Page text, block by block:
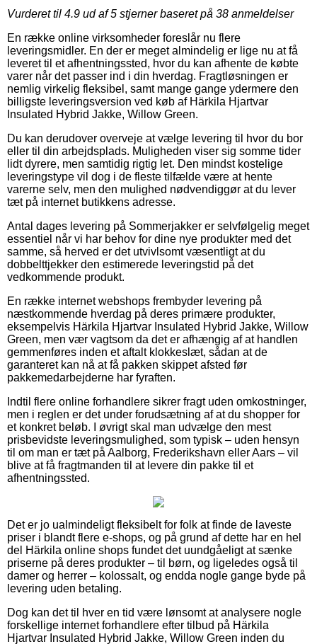
Vurderet til 4.9 ud af 5 stjerner baseret på 38 anmeldelser
En række online virksomheder foreslår nu flere
leveringsmidler. En der er meget almindelig er lige nu at få
leveret til et afhentningssted, hvor du kan afhente de købte
varer når det passer ind i din hverdag. Fragtløsningen er
nemlig virkelig fleksibel, samt mange gange ydermere den
billigste leveringsversion ved køb af Härkila Hjartvar
Insulated Hybrid Jakke, Willow Green.
Du kan derudover overveje at vælge levering til hvor du bor
eller til din arbejdsplads. Muligheden viser sig somme tider
lidt dyrere, men samtidig rigtig let. Den mindst kostelige
leveringstype vil dog i de fleste tilfælde være at hente
varerne selv, men den mulighed nødvendiggør at du lever
tæt på internet butikkens adresse.
Antal dages levering på Sommerjakker er selvfølgelig meget
essentiel når vi har behov for dine nye produkter med det
samme, så herved er det utvivlsomt væsentligt at du
dobbelttjekker den estimerede leveringstid på det
vedkommende produkt.
En række internet webshops frembyder levering på
næstkommende hverdag på deres primære produkter,
eksempelvis Härkila Hjartvar Insulated Hybrid Jakke, Willow
Green, men vær vagtsom da det er afhængig af at handlen
gemmenføres inden et aftalt klokkeslæt, sådan at de
garanteret kan nå at få pakken skippet afsted før
pakkemedarbejderne har fyraften.
Indtil flere online forhandlere sikrer fragt uden omkostninger,
men i reglen er det under forudsætning af at du shopper for
et konkret beløb. I øvrigt skal man udvælge den mest
prisbevidste leveringsmulighed, som typisk – uden hensyn
til om man er tæt på Aalborg, Frederikshavn eller Aars – vil
blive at få fragtmanden til at levere din pakke til et
afhentningssted.
Det er jo ualmindeligt fleksibelt for folk at finde de laveste
priser i blandt flere e-shops, og på grund af dette har en hel
del Härkila online shops fundet det uundgåeligt at sænke
priserne på deres produkter – til børn, og ligeledes også til
damer og herrer – kolossalt, og endda nogle gange byde på
levering uden betaling.
Dog kan det til hver en tid være lønsomt at analysere nogle
forskellige internet forhandlere efter tilbud på Härkila
Hjartvar Insulated Hybrid Jakke, Willow Green inden du